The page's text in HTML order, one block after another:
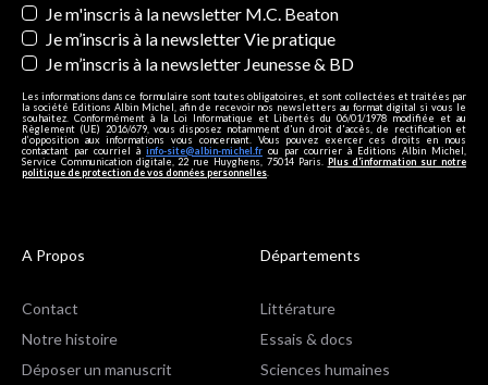
Je m'inscris à la newsletter M.C. Beaton
Je m’inscris à la newsletter Vie pratique
Je m’inscris à la newsletter Jeunesse & BD
Les informations dans ce formulaire sont toutes obligatoires, et sont collectées et traitées par
la société Editions Albin Michel, afin de recevoir nos newsletters au format digital si vous le
souhaitez. Conformément à la Loi Informatique et Libertés du 06/01/1978 modifiée et au
Règlement (UE) 2016/679, vous disposez notamment d'un droit d'accès, de rectification et
d’opposition aux informations vous concernant. Vous pouvez exercer ces droits en nous
contactant par courriel à info-site@albin-michel.fr ou par courrier à Editions Albin Michel,
Service Communication digitale, 22 rue Huyghens, 75014 Paris. Plus d’information sur notre
politique de protection de vos données personnelles
A Propos
Contact
Notre histoire
Déposer un manuscrit
Départements
Littérature
Essais & docs
Sciences humaines